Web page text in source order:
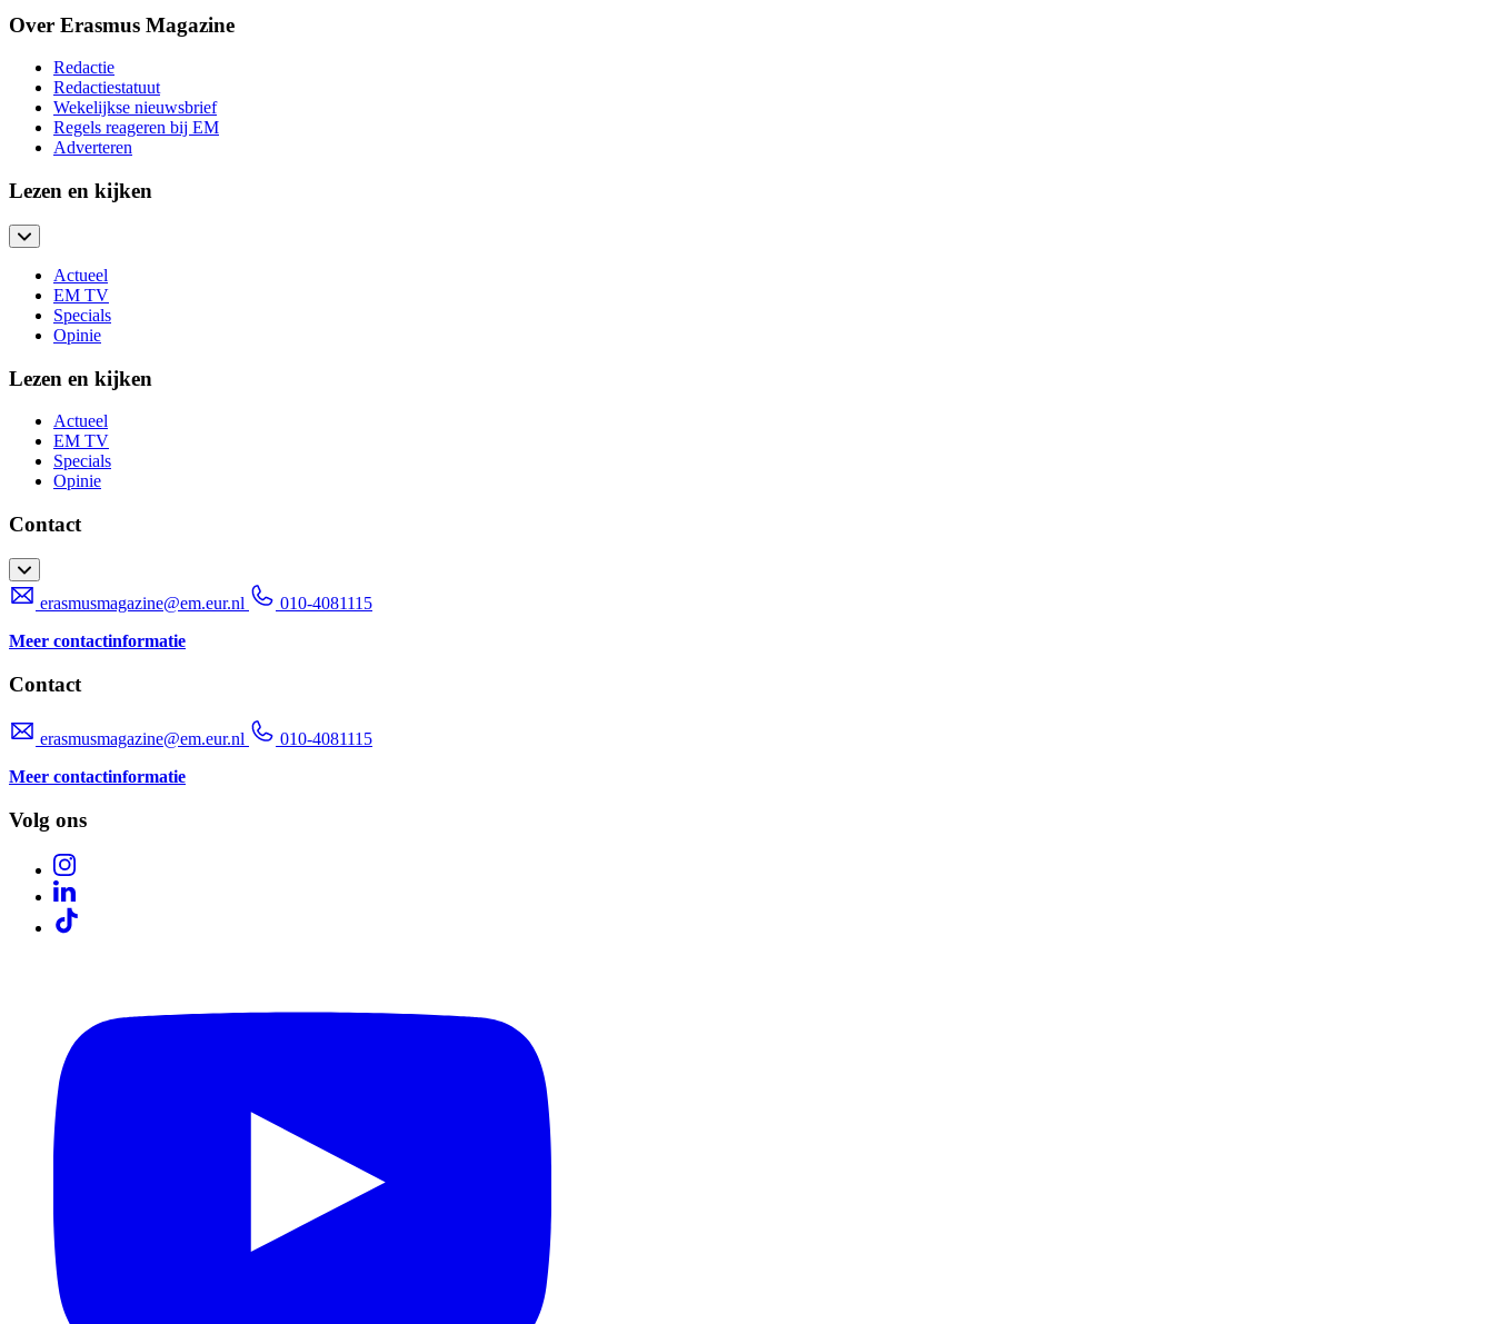
Over Erasmus Magazine
Redactie
Redactiestatuut
Wekelijkse nieuwsbrief
Regels reageren bij EM
Adverteren
Lezen en kijken
Actueel
EM TV
Specials
Opinie
Lezen en kijken
Actueel
EM TV
Specials
Opinie
Contact
erasmusmagazine@em.eur.nl
010-4081115
Meer contactinformatie
Contact
erasmusmagazine@em.eur.nl
010-4081115
Meer contactinformatie
Volg ons